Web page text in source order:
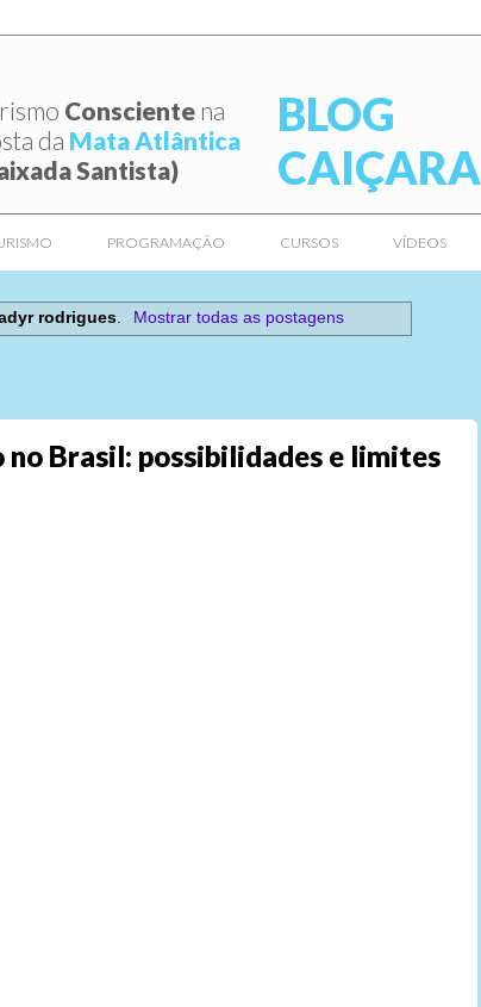
Consciente na
da Mata Atlântica
Santista)
BLOG
CAIÇARA
PROGRAMAÇÃO CURSOS VÍDEOS
rodrigues Mostrar todas as postagens
Brasil: possibilidades e limites